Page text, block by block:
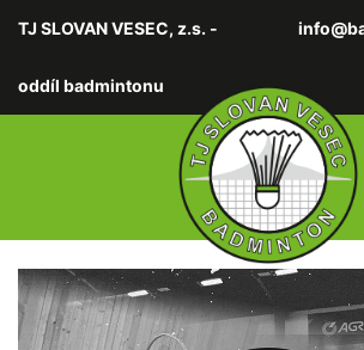
TJ SLOVAN VESEC, z.s. -
oddíl badmintonu